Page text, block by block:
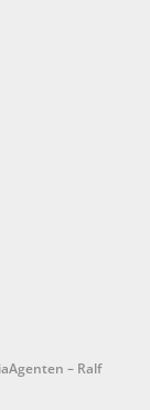
– Ralf